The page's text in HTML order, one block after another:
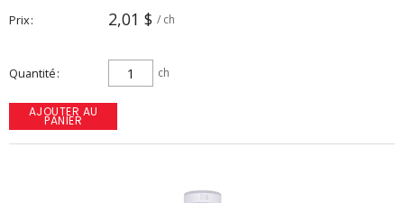
Prix 2,01 $ / ch
Quantité ch
AJOUTER AU
PANIER